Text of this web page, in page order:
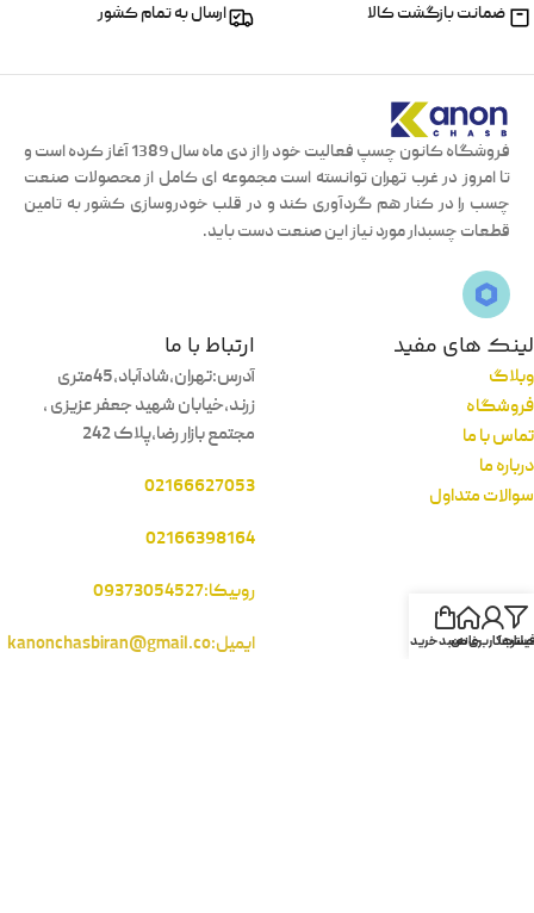
ضمانت بازگشت کالا ارسال به تمام کشور
فروشگاه کانون چسپ فعالیت خود را از دی ماه سال 1389 آغاز کرده است و
تا امروز در غرب تهران توانسته است مجموعه ای کامل از محصولات صنعت
چسب را در کنار هم گردآوری کند و در قلب خودروسازی کشور به تامین
قطعات چسبدار مورد نیاز این صنعت دست باید.
لینک های مفید
وبلاگ
فروشگاه
تماس با ما
درباره ما
سوالات متداول
ارتباط با ما
آدرس:تهران،شادآباد،45متری
زرند،خیابان شهید جعفر عزیزی ،
مجتمع بازار رضا،پلاک 242
02166627053
02166398164
روبیکا:09373054527
ایمیل:kanonchasbiran@gmail.co
فیلترها
حساب کاربری من
خانهسبد خرید